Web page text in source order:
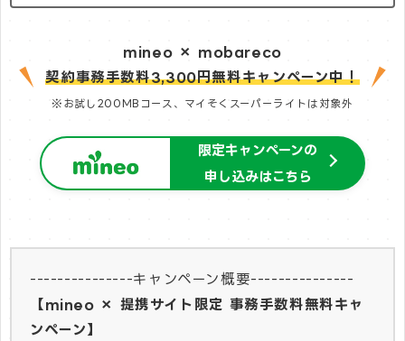
mineo × mobareco
契約事務手数料3,300円無料キャンペーン中！
※お試し200MBコース、マイそくスーパーライトは対象外
限定キャンペーンの
申し込みはこちら
​---------------キャンペーン概要---------------
【mineo × 提携サイト限定 事務手数料無料キャ
ンペーン】